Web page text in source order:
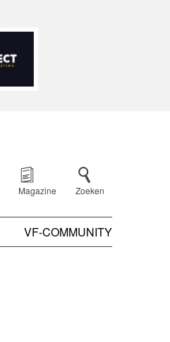
Magazine Zoeken
VF-COMMUNITY